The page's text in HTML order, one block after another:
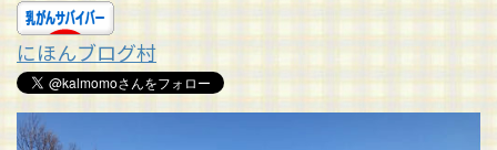
にほんブログ村